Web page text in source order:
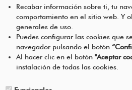
Programa de
Escolar de la
Pie
Menú
CONTÁCTANOS
Recabar información sobre ti, tu
comportamiento en el sitio web. Y
generales de uso.
Puedes configurar las cookies que
navegador pulsando el botón
Al hacer clic en el botón"Aceptar
instalación de todas las cookies.